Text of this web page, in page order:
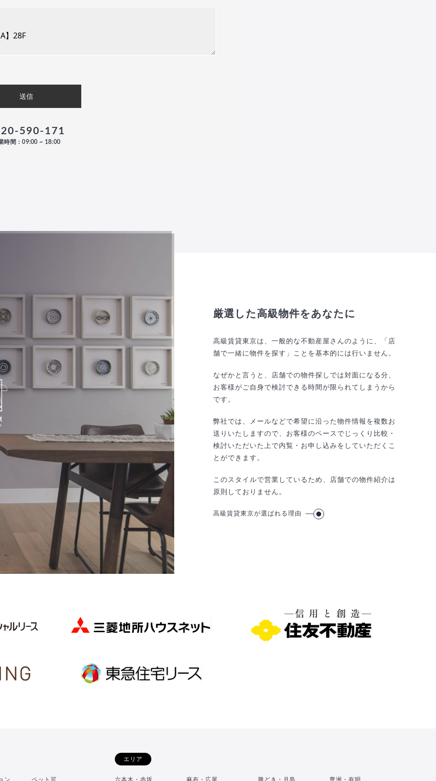
590-171
時間：09:00 ~ 18:00
厳選した高級物件をあなたに
高級賃貸東京は、一般的な不動産屋さんのように、「店
舗で一緒に物件を探す」ことを基本的には行いません。
なぜかと言うと、店舗での物件探しでは対面になる分、
お客様がご自身で検討できる時間が限られてしまうから
です。
弊社では、メールなどで希望に沿った物件情報を複数お
送りいたしますので、お客様のペースでじっくり比較・
検討いただいた上で内覧・お申し込みをしていただくこ
とができます。
このスタイルで営業しているため、店舗での物件紹介は
原則しておりません。
高級賃貸東京が選ばれる理由
ン ペット可
エリア
六本木・赤坂 麻布・広尾 勝どき・月島 豊洲・有明